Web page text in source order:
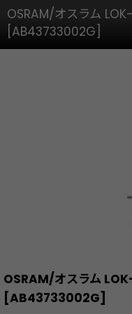
OSRAM/オスラム
AB43733002G
OSRAM/オスラム
[AB43733002G]